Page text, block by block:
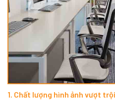
1. Chất lượng hình ảnh vượt trội